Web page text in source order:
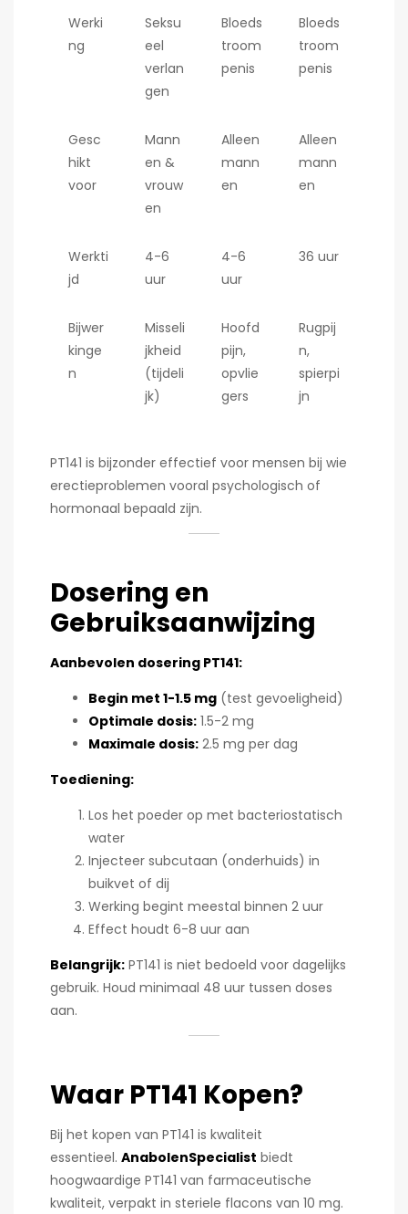
Werki
ng
Seksu
eel
verlan
gen
Bloeds
troom
penis
Bloeds
troom
penis
Gesc
hikt
voor
Mann
en &
vrouw
en
Alleen
mann
en
Alleen
mann
en
Werkti
jd
4-6
uur
4-6
uur
36 uur
Bijwer
kinge
n
Misseli
jkheid
(tijdeli
jk)
Hoofd
pijn,
opvlie
gers
Rugpij
n,
spierpi
jn
PT141 is bijzonder effectief voor mensen bij wie
erectieproblemen vooral psychologisch of
hormonaal bepaald zijn.
Dosering en
Gebruiksaanwijzing
Aanbevolen dosering PT141:
Begin met 1-1.5 mg (test gevoeligheid)
Optimale dosis: 1.5-2 mg
Maximale dosis: 2.5 mg per dag
Toediening:
Los het poeder op met bacteriostatisch
water
Injecteer subcutaan (onderhuids) in
buikvet of dij
Werking begint meestal binnen 2 uur
Effect houdt 6-8 uur aan
Belangrijk: PT141 is niet bedoeld voor dagelijks
gebruik. Houd minimaal 48 uur tussen doses
aan.
Waar PT141 Kopen?
Bij het kopen van PT141 is kwaliteit
essentieel. AnabolenSpecialist biedt
hoogwaardige PT141 van farmaceutische
kwaliteit, verpakt in steriele flacons van 10 mg.